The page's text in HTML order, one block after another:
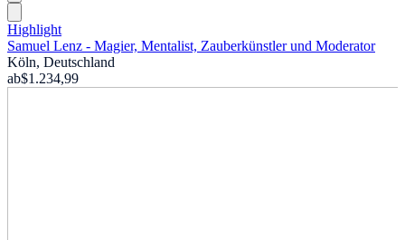
Highlight
Samuel Lenz - Magier, Mentalist, Zauberkünstler und Moderator
Köln, Deutschland
ab$1.234,99